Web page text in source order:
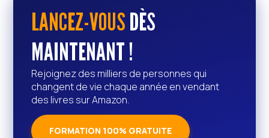
LANCEZ-VOUSDÈS
MAINTENANT !
Rejoignez des milliers de personnes qui
changent de vie chaque année en vendant
des livres sur Amazon.
FORMATION 100% GRATUITE